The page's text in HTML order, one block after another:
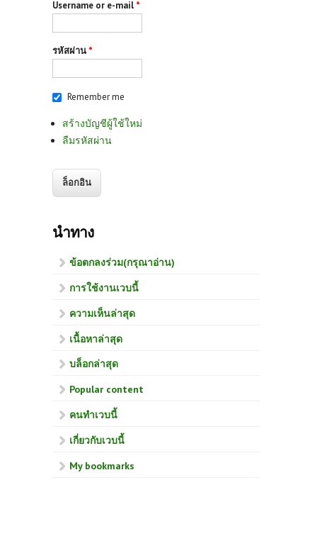
Username or e-mail *
รหัสผ่าน *
Remember me
สร้างบัญชีผู้ใช้ใหม่
ลืมรหัสผ่าน
นำทาง
ข้อตกลงร่วม(กรุณาอ่าน)
การใช้งานเวบนี้
ความเห็นล่าสุด
เนื้อหาล่าสุด
บล็อกล่าสุด
Popular content
คนทำเวบนี้
เกี่ยวกับเวบนี้
My bookmarks